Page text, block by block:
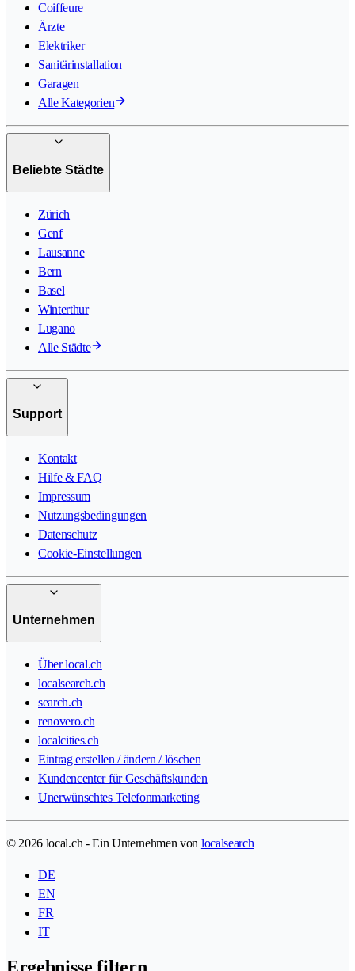
Coiffeure
Ärzte
Elektriker
Sanitärinstallation
Garagen
Alle Kategorien
Beliebte Städte
Zürich
Genf
Lausanne
Bern
Basel
Winterthur
Lugano
Alle Städte
Support
Kontakt
Hilfe & FAQ
Impressum
Nutzungsbedingungen
Datenschutz
Cookie-Einstellungen
Unternehmen
Über local.ch
localsearch.ch
search.ch
renovero.ch
localcities.ch
Eintrag erstellen / ändern / löschen
Kundencenter für Geschäftskunden
Unerwünschtes Telefonmarketing
© 2026 local.ch - Ein Unternehmen von localsearch
DE
EN
FR
IT